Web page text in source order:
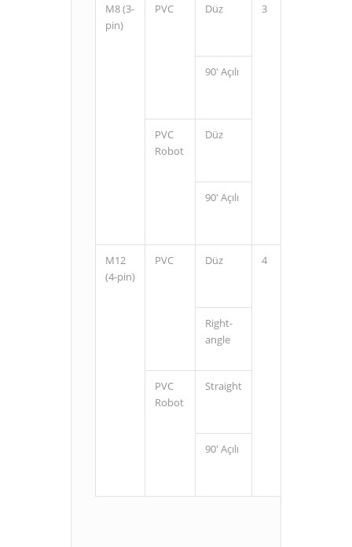
M8 (3-
pin)
PVC Düz 3
90' Açılı
PVC
Robot
Düz
90' Açılı
M12
(4-pin)
PVC Düz 4
Right-
angle
PVC
Robot
Straight
90' Açılı